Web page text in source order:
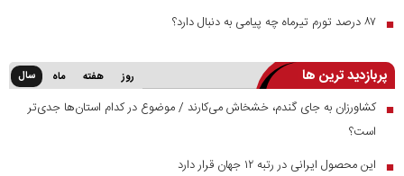
■ ۸۷ درصد تورم تیرماه چه پیامی به دنبال دارد؟
پربازدید ترین ها روز هفته ماه سال
■ کشاورزان به جای گندم، خشخاش می‌کارند / موضوع در کدام استان‌ها جدی‌تر
است؟
■ این محصول ایرانی در رتبه ۱۲ جهان قرار دارد